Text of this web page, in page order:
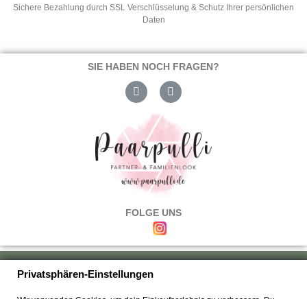
Sichere Bezahlung durch SSL Verschlüsselung & Schutz Ihrer persönlichen
Daten
SIE HABEN NOCH FRAGEN?
FOLGE UNS
Über uns|Versand & Zahlung|Umtausch & Rückgabe
Privatsphären-Einstellungen